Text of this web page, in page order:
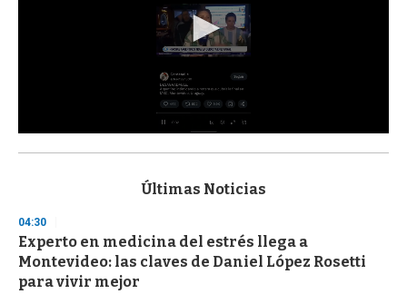
s
d
s
o
f
3
Últimas Noticias
04:30
Experto en medicina del estrés llega a
Montevideo: las claves de Daniel López Rosetti
para vivir mejor